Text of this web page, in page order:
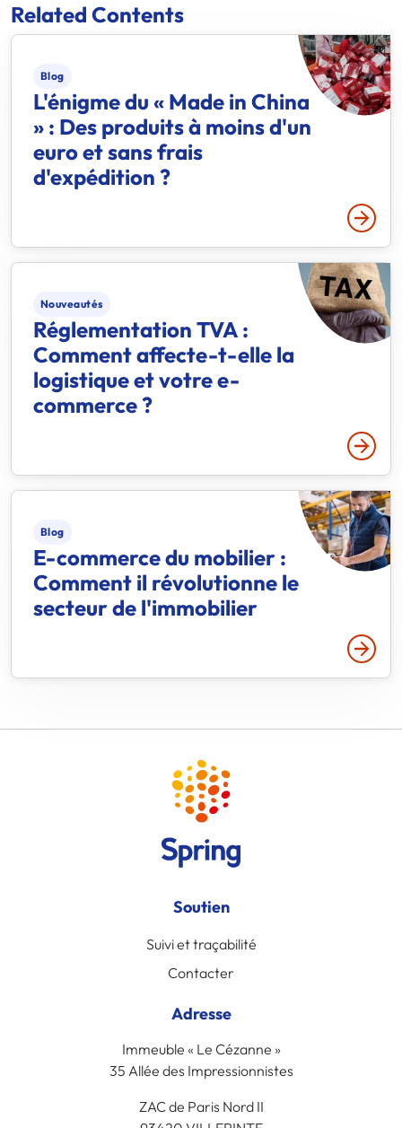
Related Contents
Blog
L'énigme du « Made in China
» : Des produits à moins d'un
euro et sans frais
d'expédition ?
Lire
Nouveautés
Réglementation TVA :
Comment affecte-t-elle la
logistique et votre e-
commerce ?
Lire
Blog
E-commerce du mobilier :
Comment il révolutionne le
secteur de l'immobilier
Lire
Soutien
Suivi et traçabilité
Contacter
Adresse
Immeuble « Le Cézanne »
35 Allée des Impressionnistes
ZAC de Paris Nord II